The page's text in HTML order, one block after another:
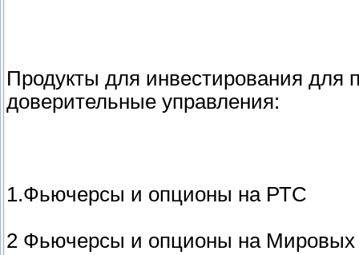
Продукты для инвестирования для
доверительные управления:
1.Фьючерсы и опционы на РТС
2 Фьючерсы и опционы на Мировых